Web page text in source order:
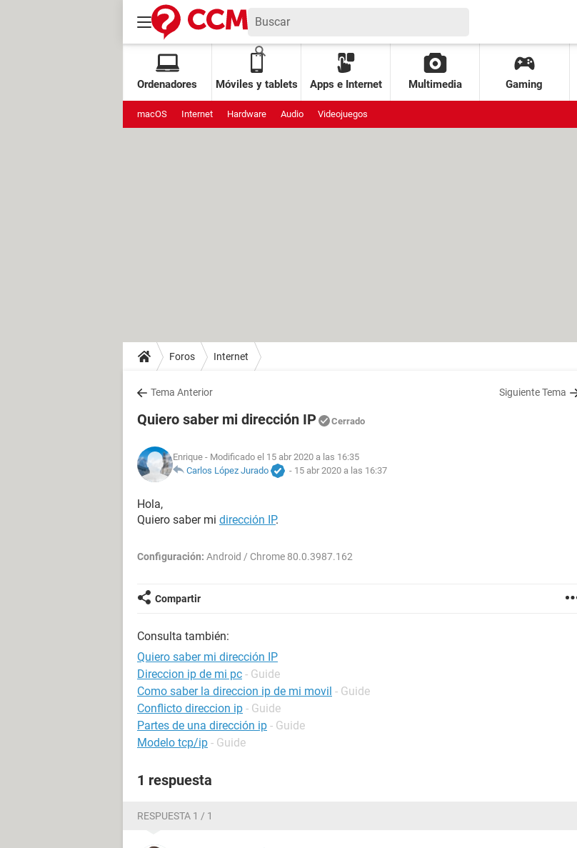
Ordenadores Móviles y tablets Apps e Internet Multimedia Gaming
macOS Internet Hardware Audio Videojuegos
Foros Internet
Tema Anterior Siguiente Tema
Quiero saber mi dirección IP Cerrado
Enrique - Modificado el 15 abr 2020 a las 16:35
Carlos López Jurado
- 15 abr 2020 a las 16:37
Hola,
Quiero saber mi dirección IP.
Configuración: Android / Chrome 80.0.3987.162
Compartir
Consulta también:
Quiero saber mi dirección IP
Direccion ip de mi pc - Guide
Como saber la direccion ip de mi movil - Guide
Conflicto direccion ip - Guide
Partes de una dirección ip - Guide
Modelo tcp/ip - Guide
1 respuesta
RESPUESTA 1 / 1